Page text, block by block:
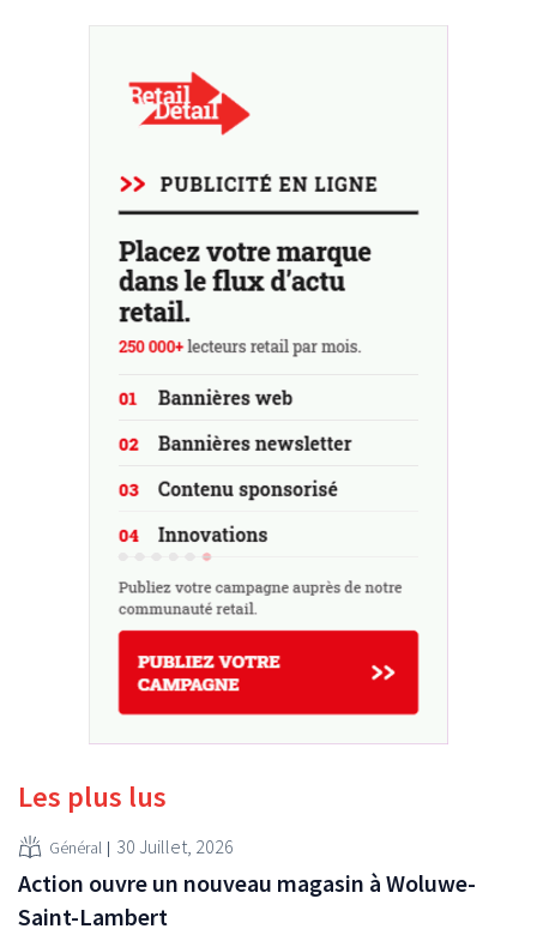
Les plus lus
Général 30 Juillet, 2026
Action ouvre un nouveau magasin à Woluwe-
Saint-Lambert